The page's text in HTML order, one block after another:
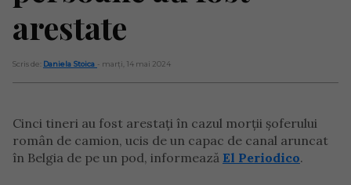
arestate
Scris de: Daniela Stoica - marți, 14 mai 2024
Cinci tineri au fost arestați în cazul morții șoferului
român de camion, ucis de un capac de canal aruncat
în Belgia de pe un pod, informează El Periodico.